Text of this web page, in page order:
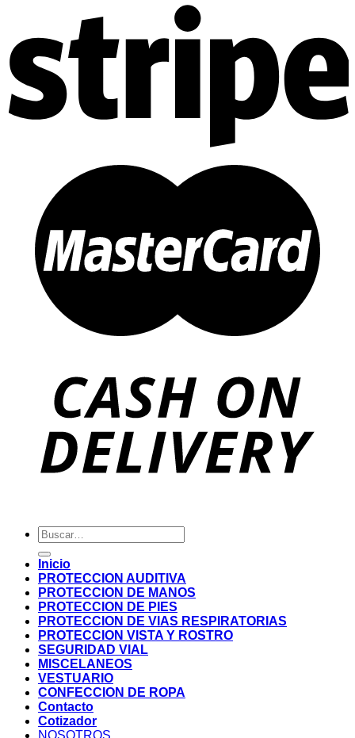
Buscar
por:
Inicio
PROTECCION AUDITIVA
PROTECCION DE MANOS
PROTECCION DE PIES
PROTECCION DE VIAS RESPIRATORIAS
PROTECCION VISTA Y ROSTRO
SEGURIDAD VIAL
MISCELANEOS
VESTUARIO
CONFECCION DE ROPA
Contacto
Cotizador